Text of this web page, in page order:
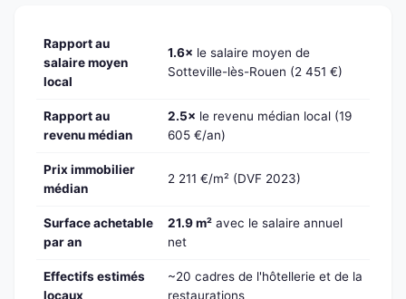
Rapport au
salaire moyen
local
1.6× le salaire moyen de
Sotteville-lès-Rouen (2 451 €)
Rapport au
revenu médian
2.5× le revenu médian local (19
605 €/an)
Prix immobilier
médian
2 211 €/m² (DVF 2023)
Surface achetable
par an
21.9 m² avec le salaire annuel
net
Effectifs estimés
locaux
~20 cadres de l'hôtellerie et de la
restaurations